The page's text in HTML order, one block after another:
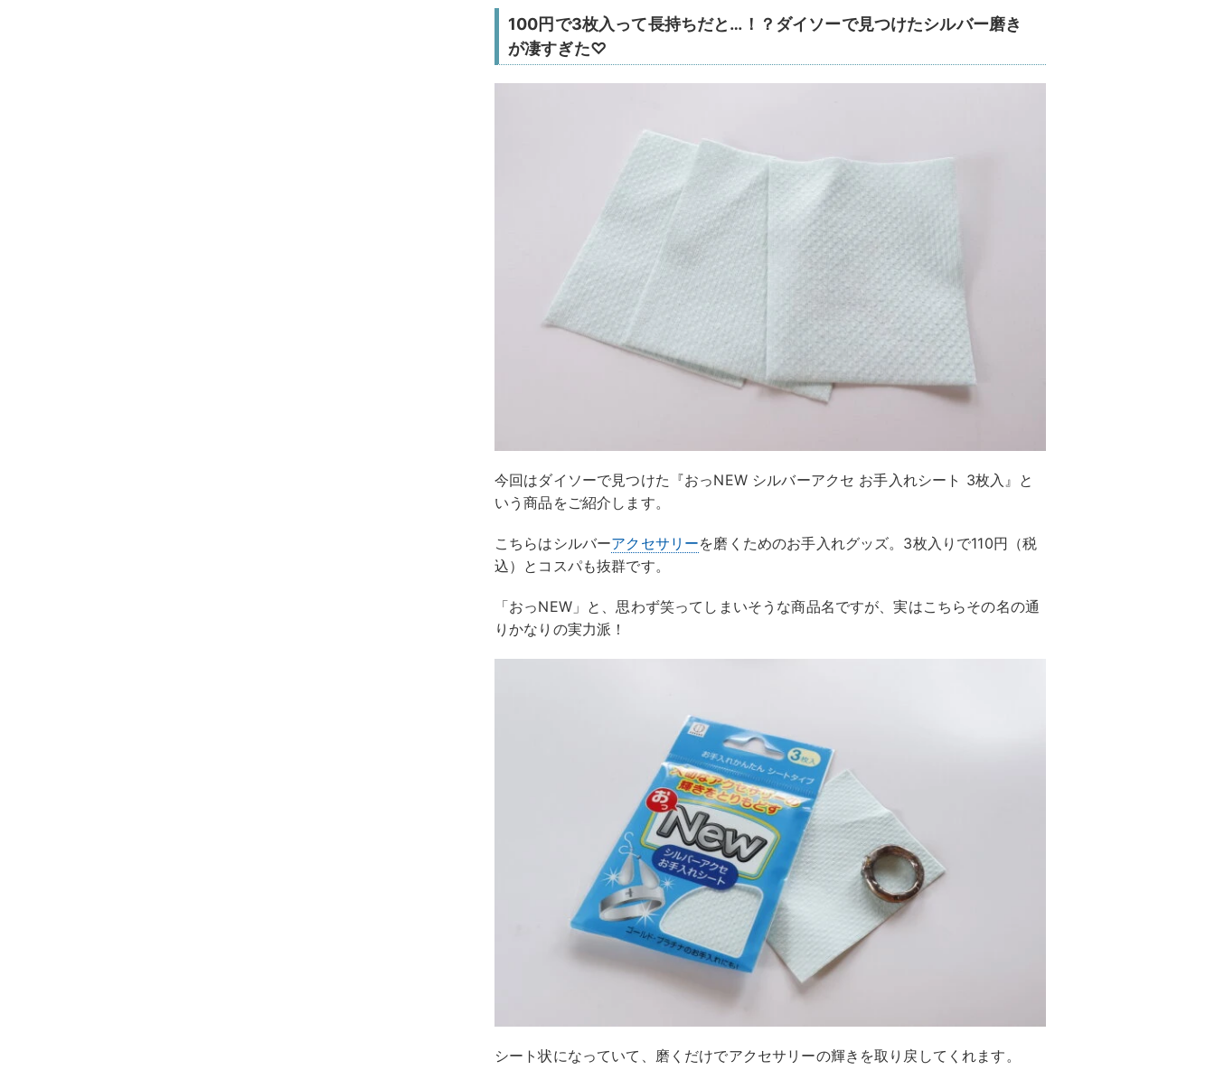
100円で3枚入って長持ちだと…！？ダイソーで見つけたシルバー磨き
が凄すぎた♡
今回はダイソーで見つけた『おっNEW シルバーアクセ お手入れシート 3枚入』と
いう商品をご紹介します。
こちらはシルバーアクセサリーを磨くためのお手入れグッズ。3枚入りで110円（税
込）とコスパも抜群です。
「おっNEW」と、思わず笑ってしまいそうな商品名ですが、実はこちらその名の通
りかなりの実力派！
シート状になっていて、磨くだけでアクセサリーの輝きを取り戻してくれます。